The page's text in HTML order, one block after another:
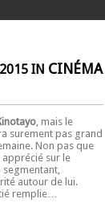
IN CINÉMA
, mais le
surement pas grand
Non pas que
apprécié sur le
autour de lui.
remplie…